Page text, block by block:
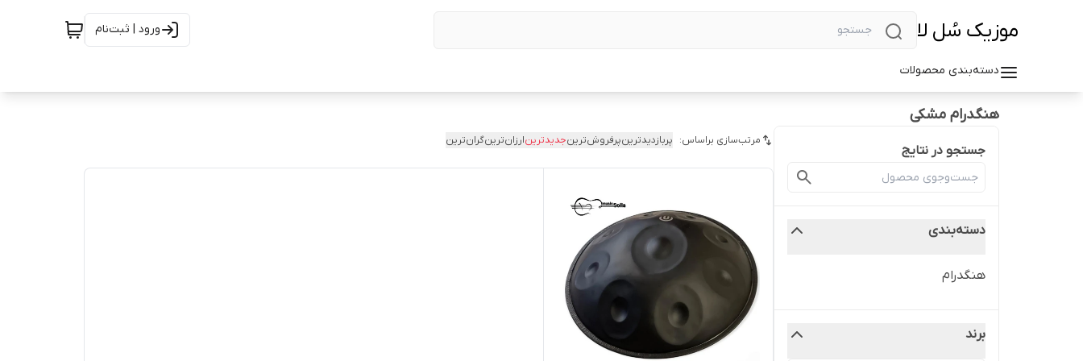
موزیک سُل لا ورود | ثبت‌نام
دسته‌بندی محصولات
هنگدرام مشکی
جستجو در نتایج
دسته‌بندی
هنگدرام
برند
مرتب‌سازی براساس: پربازدیدترینپرفروش‌ترینجدیدترینارزان‌ترینگران‌ترین